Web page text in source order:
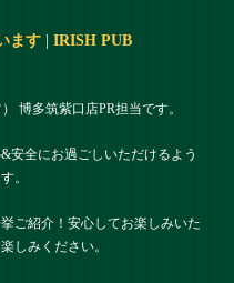
ます | IRISH PUB
博多筑紫口店PR担当です。
安全にお過ごしいただけるよう
。
ご紹介！安心してお楽しみいた
しみください。